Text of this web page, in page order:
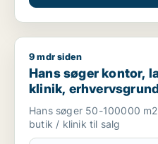
Hans søger kontor, lager,
9 mdr siden
Hans søger kontor,
klinik,
produktionslokaler
Region Sjælland
Hans søger 50-100000
butik / klinik til salg